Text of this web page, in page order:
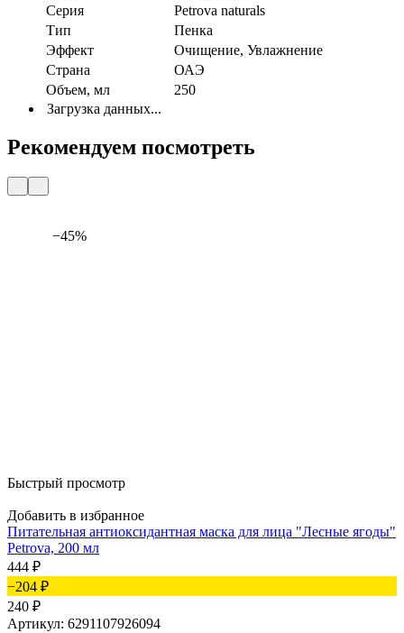
Серия
Petrova naturals
Тип
Пенка
Эффект
Очищение, Увлажнение
Страна
ОАЭ
Объем, мл
250
Загрузка данных...
Рекомендуем посмотреть
−45%
Быстрый просмотр
Добавить в избранное
Питательная антиоксидантная маска для лица "Лесные ягоды"
Petrova, 200 мл
444 ₽
−204 ₽
240 ₽
Артикул: 6291107926094